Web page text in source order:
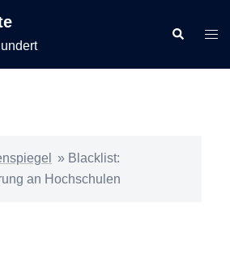
Suche
» Blacklist:
an Hochschulen